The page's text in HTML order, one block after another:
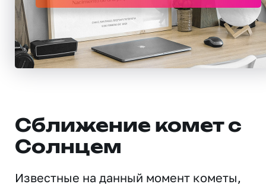
Сближение комет с
Солнцем
Известные на данный момент кометы,